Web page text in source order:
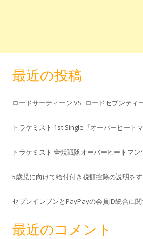
最近の投稿
ロードサーティーン VS. ロードセブンティ
トラケミスト 1st Single『オーバーヒート
トラケミスト 全焼戦隊オーバーヒートマ
5歳児に向けて給付付き税額控除の説明を
セブンイレブンとPayPayの会員ID統合に
最近のコメント